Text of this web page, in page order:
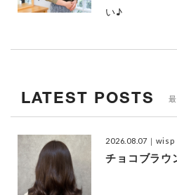
い♪
LATEST POSTS
2026.08.07 ｜wisp
チョコブラウ